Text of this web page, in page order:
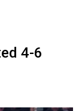
4-6